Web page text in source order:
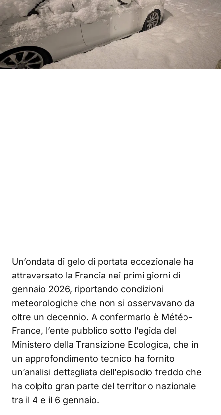
Un’ondata di gelo di portata eccezionale ha
attraversato la Francia nei primi giorni di
gennaio 2026, riportando condizioni
meteorologiche che non si osservavano da
oltre un decennio. A confermarlo è Météo-
France, l’ente pubblico sotto l’egida del
Ministero della Transizione Ecologica, che in
un approfondimento tecnico ha fornito
un’analisi dettagliata dell’episodio freddo che
ha colpito gran parte del territorio nazionale
tra il 4 e il 6 gennaio.